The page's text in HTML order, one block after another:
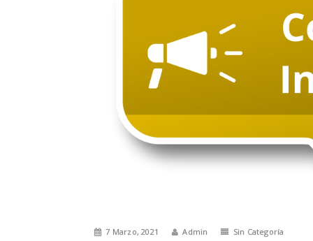
7 Marzo, 2021 Admin Sin Categoría